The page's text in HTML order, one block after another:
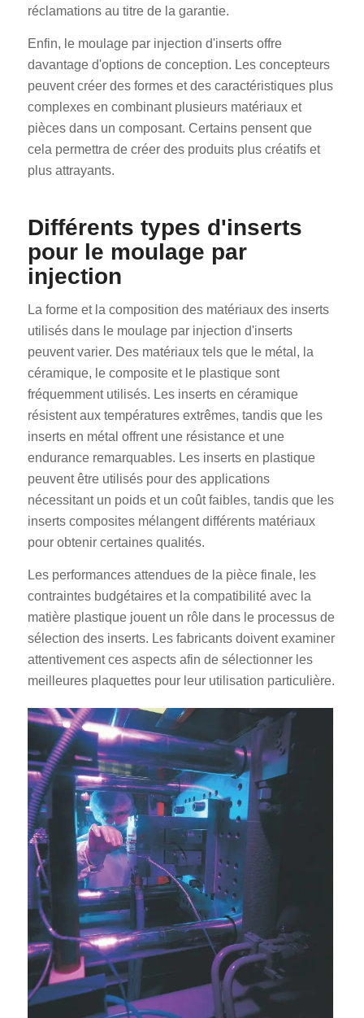
réclamations au titre de la garantie.
Enfin, le moulage par injection d'inserts offre
davantage d'options de conception. Les concepteurs
peuvent créer des formes et des caractéristiques plus
complexes en combinant plusieurs matériaux et
pièces dans un composant. Certains pensent que
cela permettra de créer des produits plus créatifs et
plus attrayants.
Différents types d'inserts
pour le moulage par
injection
La forme et la composition des matériaux des inserts
utilisés dans le moulage par injection d'inserts
peuvent varier. Des matériaux tels que le métal, la
céramique, le composite et le plastique sont
fréquemment utilisés. Les inserts en céramique
résistent aux températures extrêmes, tandis que les
inserts en métal offrent une résistance et une
endurance remarquables. Les inserts en plastique
peuvent être utilisés pour des applications
nécessitant un poids et un coût faibles, tandis que les
inserts composites mélangent différents matériaux
pour obtenir certaines qualités.
Les performances attendues de la pièce finale, les
contraintes budgétaires et la compatibilité avec la
matière plastique jouent un rôle dans le processus de
sélection des inserts. Les fabricants doivent examiner
attentivement ces aspects afin de sélectionner les
meilleures plaquettes pour leur utilisation particulière.